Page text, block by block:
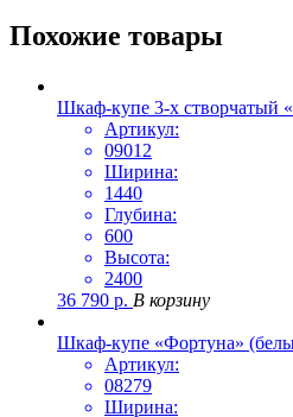
Похожие товары
Шкаф-купе 3-х створчатый
Артикул:
09012
Ширина:
1440
Глубина:
600
Высота:
2400
36 790 р. В корзину
Шкаф-купе «Фортуна»
Артикул:
08279
Ширина: